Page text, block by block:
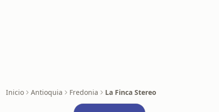
Inicio Antioquia Fredonia La Finca Stereo